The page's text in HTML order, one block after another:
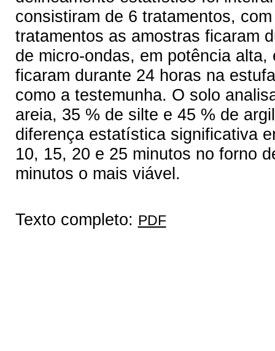
consistiram de 6 tratamentos,
tratamentos as amostras ficaram
de micro-ondas, em potência
ficaram durante 24 horas na
como a testemunha. O solo
areia, 35 % de silte e 45 % de
diferença estatística significativa
10, 15, 20 e 25 minutos no forno
minutos o mais viável.
Texto completo: PDF